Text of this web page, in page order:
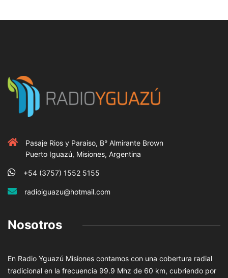
Pasaje Rios y Paraiso, B° Almirante Brown
Puerto Iguazú, Misiones, Argentina
+54 (3757) 1552 5155
radioiguazu@hotmail.com
Nosotros
En Radio Yguazú Misiones contamos con una cobertura radial
tradicional en la frecuencia 99.9 Mhz de 60 km, cubriendo por